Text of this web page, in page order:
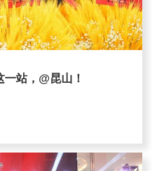
站，@昆山！